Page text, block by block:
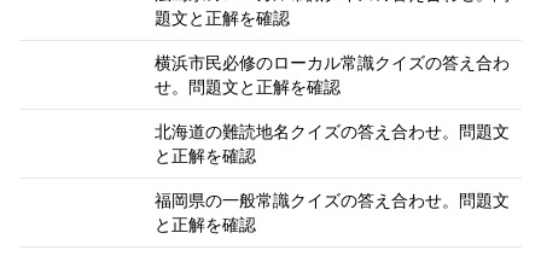
題文と正解を確認
横浜市民必修のローカル常識クイズの答え合わ
せ。問題文と正解を確認
北海道の難読地名クイズの答え合わせ。問題文
と正解を確認
福岡県の一般常識クイズの答え合わせ。問題文
と正解を確認